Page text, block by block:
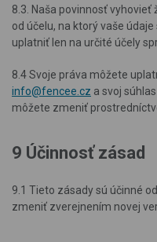
8.3. Naša povinnosť
od účelu, na ktorý vaše
uplatniť len na určité účely
8.4 Svoje práva môžete
info@fencee.cz a svoj
môžete zmeniť
9 Účinnosť zásad
9.1 Tieto zásady sú účinné
zmeniť zverejnením novej